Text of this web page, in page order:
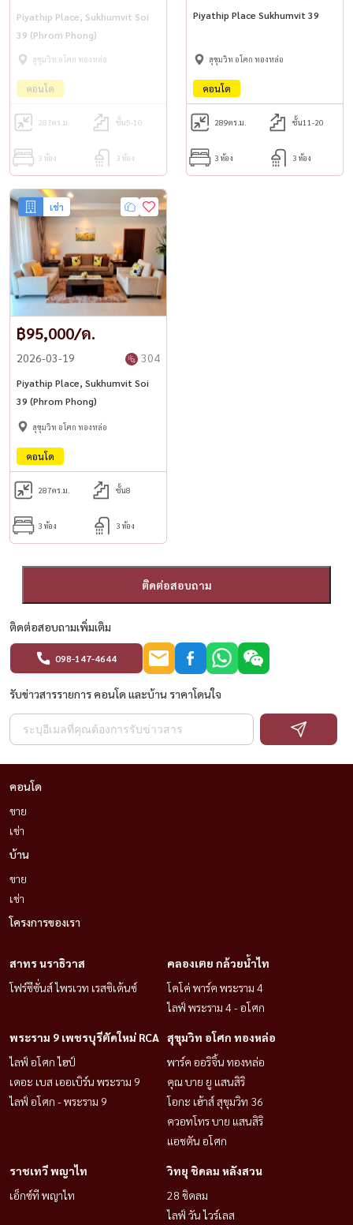
Piyathip Place, Sukhumvit Soi
39 (Phrom Phong)
สุขุมวิท อโศก ทองหล่อ
คอนโด
287ตร.ม. ชั้น5-10
3 ห้อง 3 ห้อง
Piyathip Place Sukhumvit 39
สุขุมวิท อโศก ทองหล่อ
คอนโด
289ตร.ม. ชั้น11-20
3 ห้อง 3 ห้อง
เช่า
฿95,000/ด.
2026-03-19 304
Piyathip Place, Sukhumvit Soi
39 (Phrom Phong)
สุขุมวิท อโศก ทองหล่อ
คอนโด
287ตร.ม. ชั้น8
3 ห้อง 3 ห้อง
ติดต่อสอบถาม
ติดต่อสอบถามเพิ่มเติม
098-147-4644
รับข่าวสารรายการ คอนโด และบ้าน ราคาโดนใจ
คอนโด
ขาย
เช่า
บ้าน
ขาย
เช่า
โครงการของเรา
สาทร นราธิวาส
โฟร์ซีซั่นส์ ไพรเวท เรสซิเด้นซ์
คลองเตย กล้วยน้ำไท
โคโค่ พาร์ค พระราม 4
ไลฟ์ พระราม 4 - อโศก
พระราม 9 เพชรบุรีตัดใหม่ RCA
ไลฟ์ อโศก ไฮป์
เดอะ เบส เออเบิร์น พระราม 9
ไลฟ์ อโศก - พระราม 9
สุขุมวิท อโศก ทองหล่อ
พาร์ค ออริจิ้น ทองหล่อ
คุณ บาย ยู แสนสิริ
โอกะ เฮ้าส์ สุขุมวิท 36
ควอทโทร บาย แสนสิริ
แอชตัน อโศก
ราชเทวี พญาไท
เอ็กซ์ที พญาไท
วิทยุ ชิดลม หลังสวน
28 ชิดลม
ไลฟ์ วัน ไวร์เลส